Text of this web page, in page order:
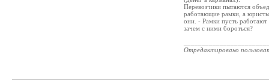
Перевозчики пытаются
работающие рамки, а
они. - Рамки пусть
зачем с ними бороться?
Отредактировано